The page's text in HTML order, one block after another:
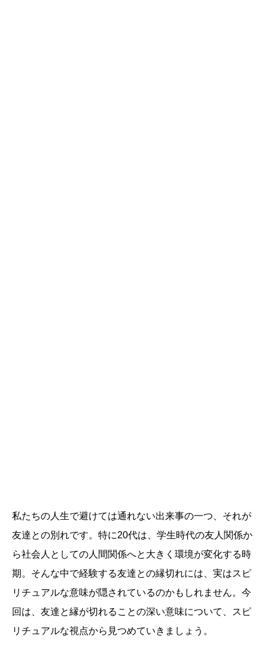
私たちの人生で避けては通れない出来事の一つ、それが
友達との別れです。特に20代は、学生時代の友人関係か
ら社会人としての人間関係へと大きく環境が変化する時
期。そんな中で経験する友達との縁切れには、実はスピ
リチュアルな意味が隠されているのかもしれません。今
回は、友達と縁が切れることの深い意味について、スピ
リチュアルな視点から見つめていきましょう。